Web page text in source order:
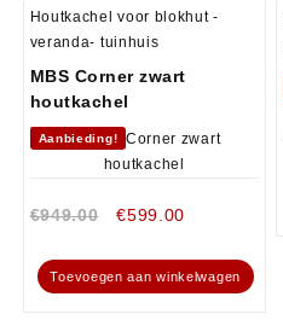
Houtkachel voor blokhut -
veranda- tuinhuis
MBS Corner zwart
houtkachel
Aanbieding!
€949.00 €599.00
Toevoegen aan winkelwagen